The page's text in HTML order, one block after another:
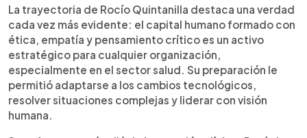
La trayectoria de Rocío Quintanilla destaca una verdad
cada vez más evidente: el capital humano formado con
ética, empatía y pensamiento crítico es un activo
estratégico para cualquier organización,
especialmente en el sector salud. Su preparación le
permitió adaptarse a los cambios tecnológicos,
resolver situaciones complejas y liderar con visión
humana.